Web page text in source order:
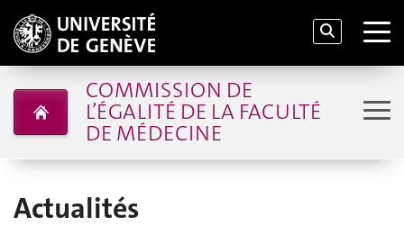
COMMISSION DE
L’ÉGALITÉ DE LA FACULTÉ
DE MÉDECINE
Actualités